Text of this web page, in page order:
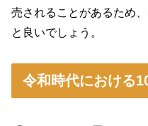
売されることがあるため
と良いでしょう。
令和時代における